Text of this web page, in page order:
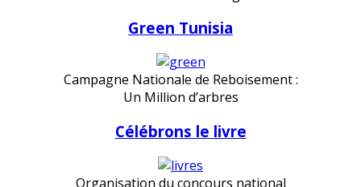
Green Tunisia
Campagne Nationale de Reboisement :
Un Million d’arbres
Célébrons le livre
Organisation du concours national